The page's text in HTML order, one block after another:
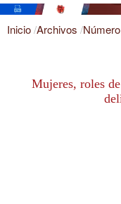
Inicio/Archivos /Número